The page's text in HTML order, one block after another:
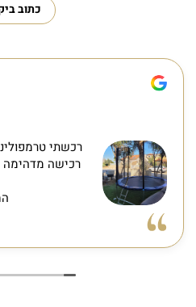
כתוב
רכשתי
רכישה מדהימה